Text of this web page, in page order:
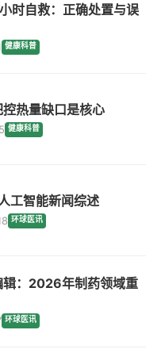
时自救：正确处置与误
健康科普
热量缺口是核心
健康科普
工智能新闻综述
环球医讯
辑：2026年制药领域重
环球医讯